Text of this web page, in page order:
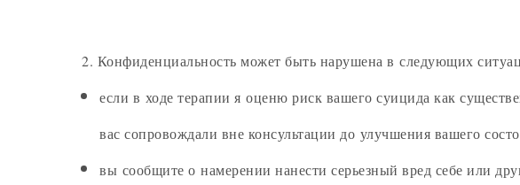
2. Конфиденциальность может быть нарушена в следующих
если в ходе терапии я оценю риск вашего суицида как
вас сопровождали вне консультации до улучшения вашего
вы сообщите о намерении нанести серьезный вред себе или